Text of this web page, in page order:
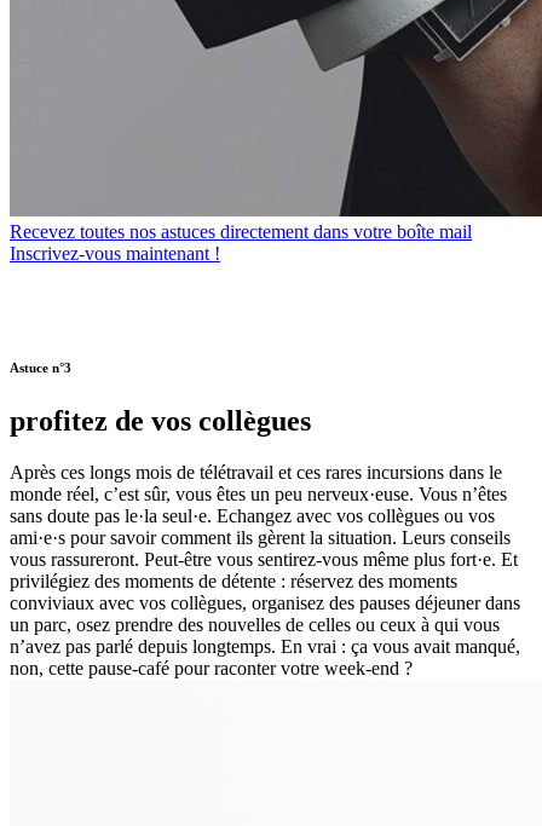
Recevez toutes nos astuces directement dans votre boîte mail
Inscrivez-vous maintenant !
Astuce n°3
profitez de vos collègues
Après ces longs mois de télétravail et ces rares incursions dans le
monde réel, c’est sûr, vous êtes un peu nerveux·euse. Vous n’êtes
sans doute pas le·la seul·e. Echangez avec vos collègues ou vos
ami·e·s pour savoir comment ils gèrent la situation. Leurs conseils
vous rassureront. Peut-être vous sentirez-vous même plus fort·e. Et
privilégiez des moments de détente : réservez des moments
conviviaux avec vos collègues, organisez des pauses déjeuner dans
un parc, osez prendre des nouvelles de celles ou ceux à qui vous
n’avez pas parlé depuis longtemps. En vrai : ça vous avait manqué,
non, cette pause-café pour raconter votre week-end ?